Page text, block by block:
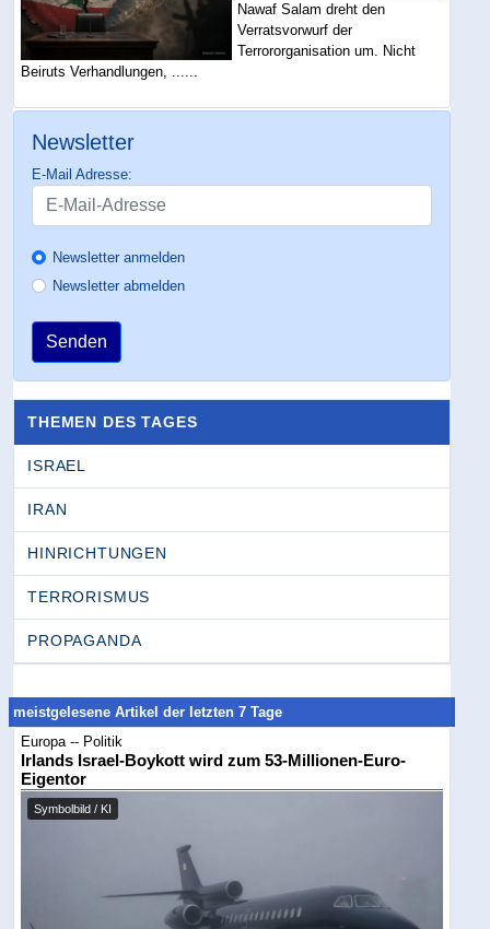
Nawaf Salam dreht den
Verratsvorwurf der
Terrororganisation um. Nicht
Beiruts Verhandlungen, ......
Newsletter
E-Mail Adresse:
Newsletter anmelden
Newsletter abmelden
Senden
THEMEN DES TAGES
ISRAEL
IRAN
HINRICHTUNGEN
TERRORISMUS
PROPAGANDA
meistgelesene Artikel der letzten 7 Tage
Europa -- Politik
Irlands Israel-Boykott wird zum 53-Millionen-Euro-
Eigentor
Symbolbild / KI